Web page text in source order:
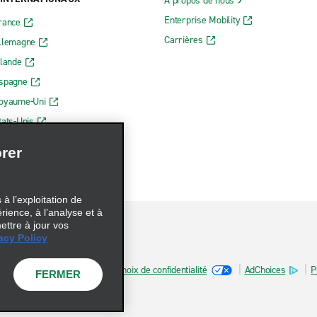
Uni
Unis
Enterprise Mobility
Carrières
les fichiers témoins Choix de confidentialité AdChoices
l’exploitation de
à l’analyse et à
à jour vos
Policy
FERMER